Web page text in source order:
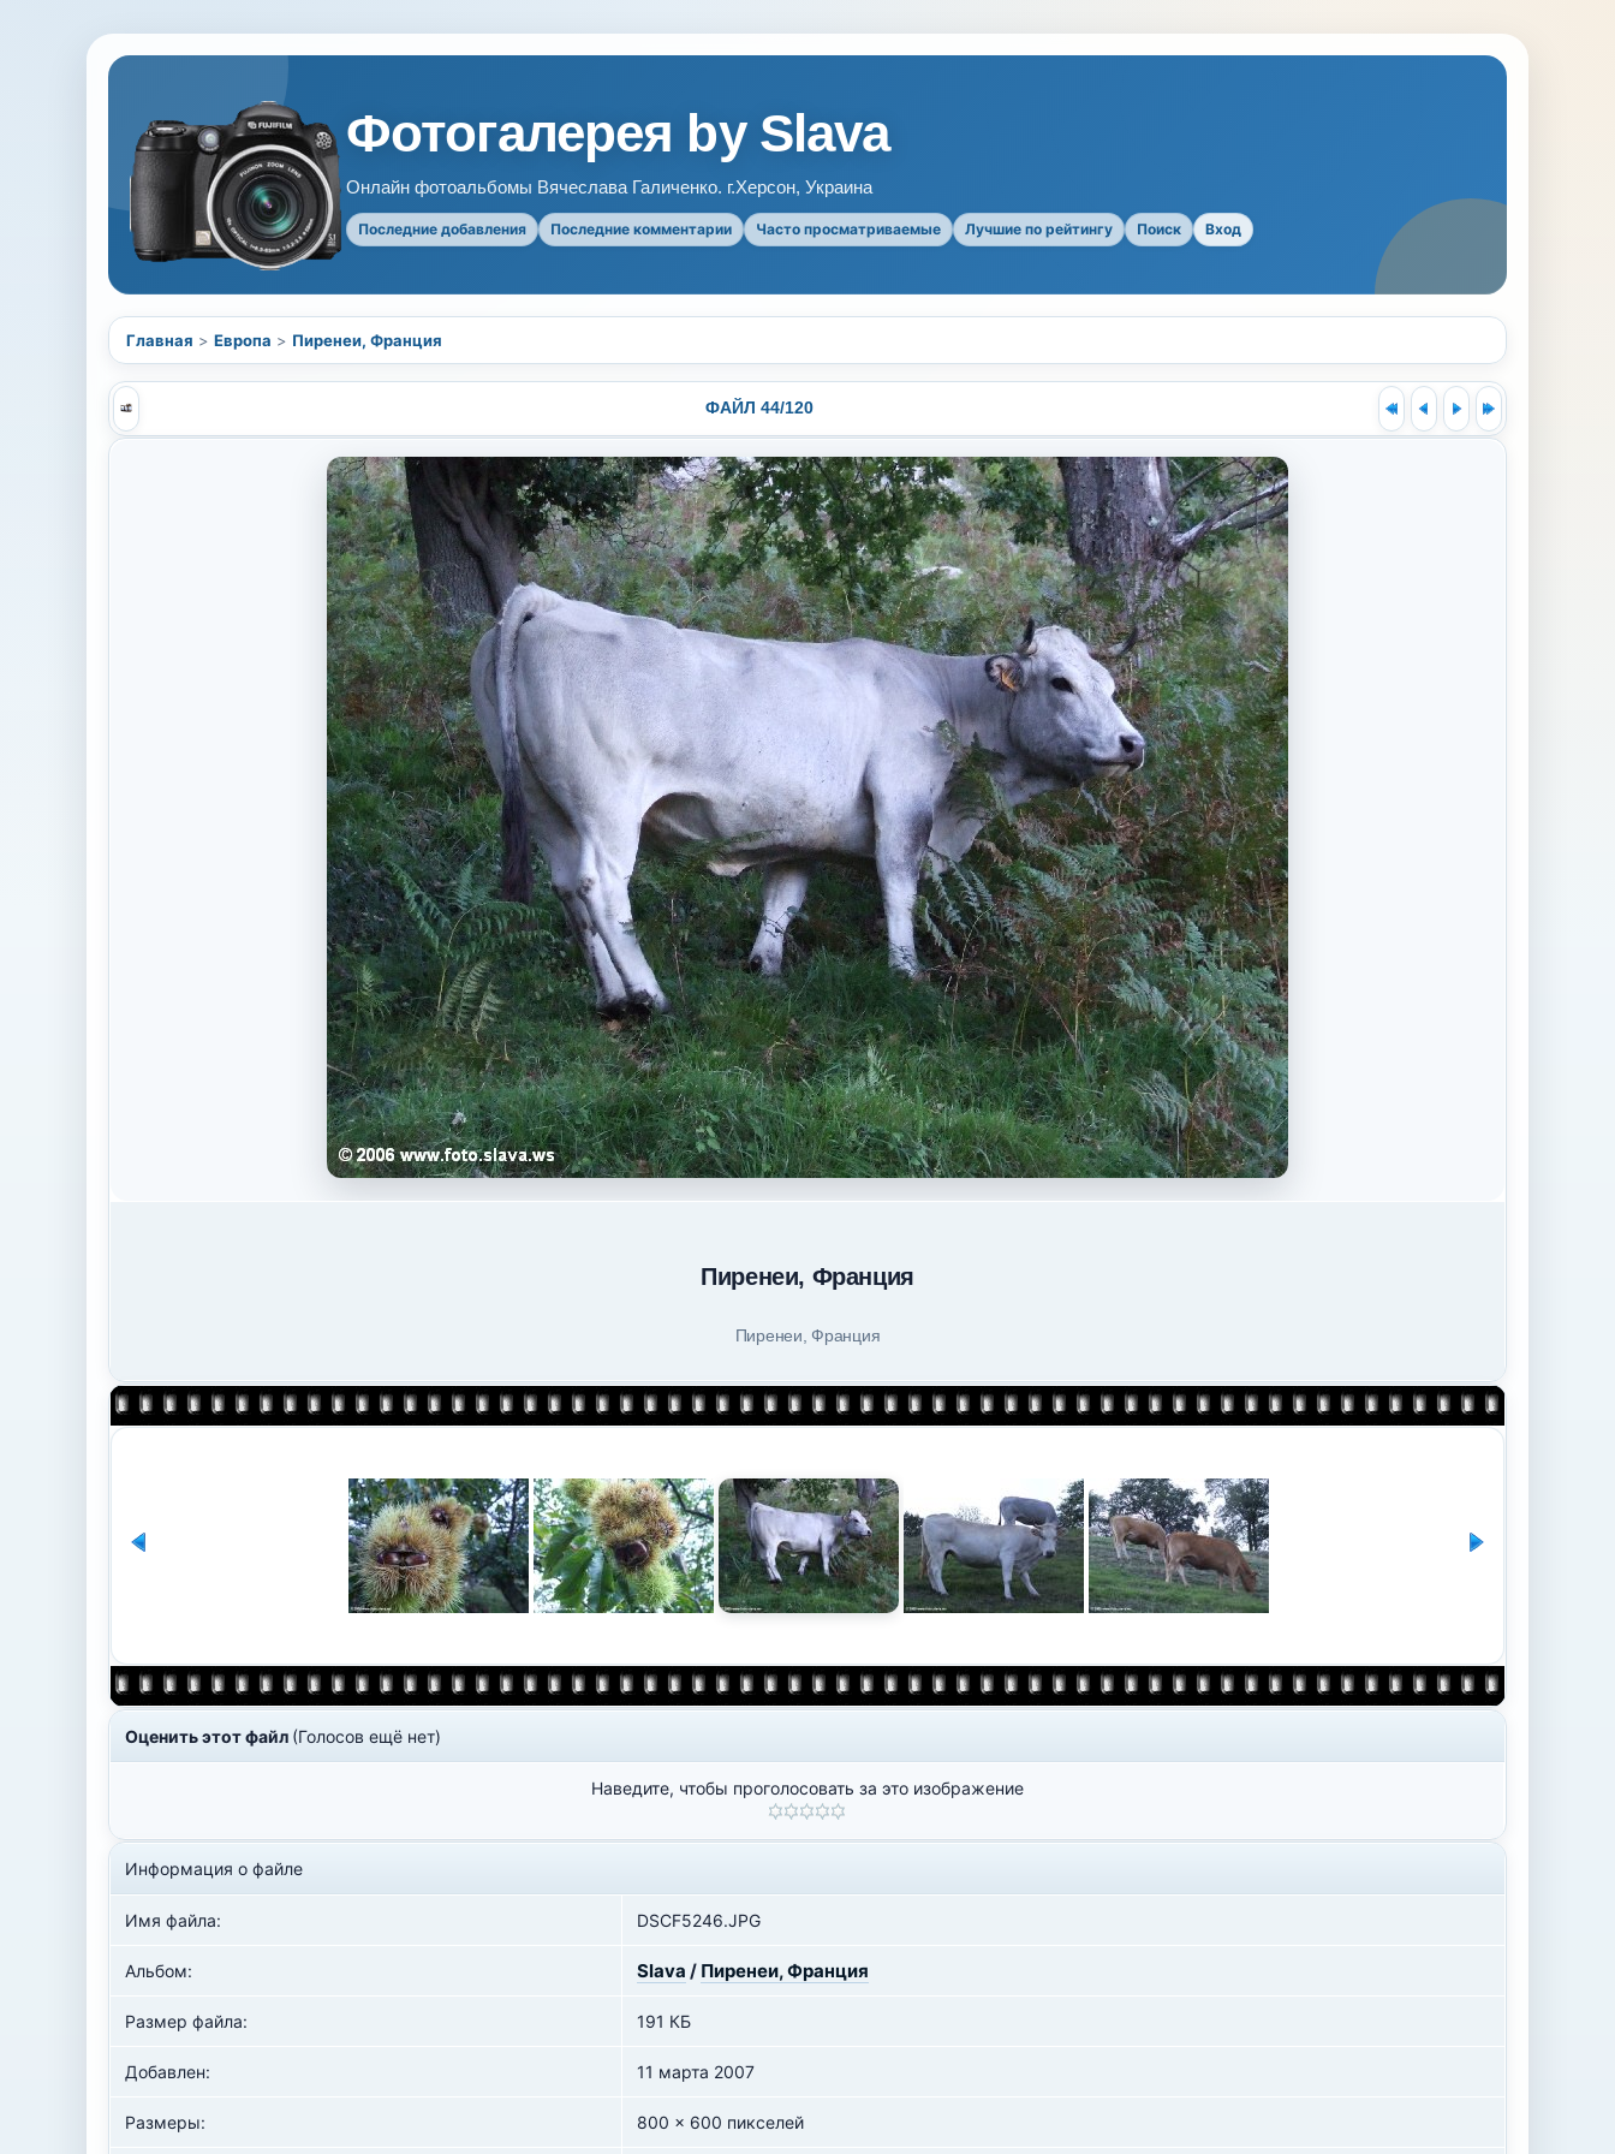
Фотогалерея by Slava
Онлайн фотоальбомы Вячеслава Галиченко. г.Херсон, Украина
Последние добавления Последние комментарии Часто просматриваемые Лучшие по рейтингу Поиск Вход
Главная > Европа > Пиренеи, Франция
ФАЙЛ 44/120
Пиренеи, Франция
Пиренеи, Франция
Оценить этот файл (Голосов ещё нет)
Наведите, чтобы проголосовать за это изображение
Информация о файле
Имя файла: DSCF5246.JPG
Альбом: Slava / Пиренеи, Франция
Размер файла: 191 КБ
Добавлен: 11 марта 2007
Размеры: 800 x 600 пикселей